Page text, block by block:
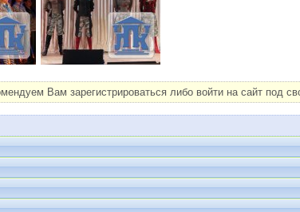
Вам зарегистрироваться либо войти на сайт под